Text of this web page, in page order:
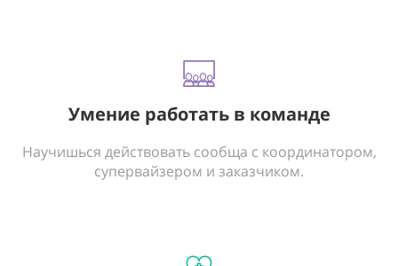
Умение работать в команде
Научишься действовать сообща с координатором,
супервайзером и заказчиком.